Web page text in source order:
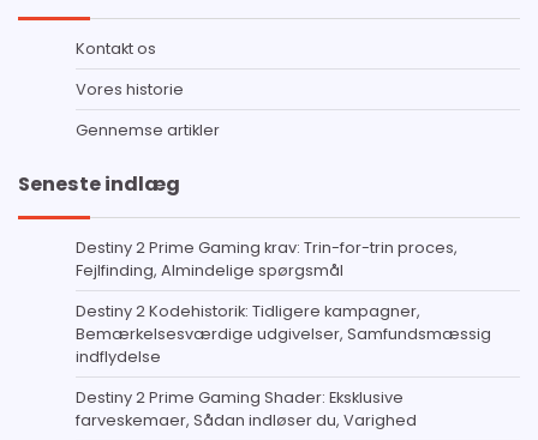
Kontakt os
Vores historie
Gennemse artikler
Seneste indlæg
Destiny 2 Prime Gaming krav: Trin-for-trin proces,
Fejlfinding, Almindelige spørgsmål
Destiny 2 Kodehistorik: Tidligere kampagner,
Bemærkelsesværdige udgivelser, Samfundsmæssig
indflydelse
Destiny 2 Prime Gaming Shader: Eksklusive
farveskemaer, Sådan indløser du, Varighed